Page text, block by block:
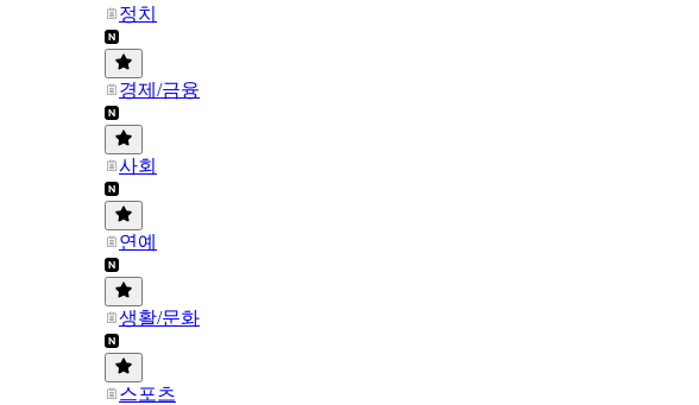
정치
경제/금융
사회
연예
생활/문화
스포츠